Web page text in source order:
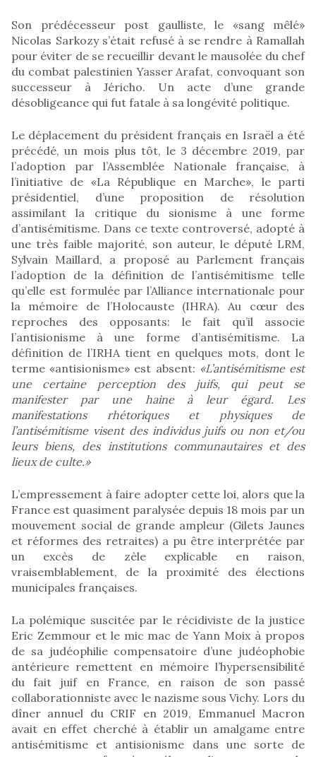
Son prédécesseur post gaulliste, le «sang mêlé»
Nicolas Sarkozy s’était refusé à se rendre à Ramallah
pour éviter de se recueillir devant le mausolée du chef
du combat palestinien Yasser Arafat, convoquant son
successeur à Jéricho. Un acte d’une grande
désobligeance qui fut fatale à sa longévité politique.
Le déplacement du président français en Israël a été
précédé, un mois plus tôt, le 3 décembre 2019, par
l’adoption par l’Assemblée Nationale française, à
l’initiative de «La République en Marche», le parti
présidentiel, d’une proposition de résolution
assimilant la critique du sionisme à une forme
d’antisémitisme. Dans ce texte controversé, adopté à
une très faible majorité, son auteur, le député LRM,
Sylvain Maillard, a proposé au Parlement français
l’adoption de la définition de l’antisémitisme telle
qu’elle est formulée par l’Alliance internationale pour
la mémoire de l’Holocauste (IHRA). Au cœur des
reproches des opposants: le fait qu’il associe
l’antisionisme à une forme d’antisémitisme. La
définition de l’IRHA tient en quelques mots, dont le
terme «antisionisme» est absent: «L’antisémitisme est
une certaine perception des juifs, qui peut se
manifester par une haine à leur égard. Les
manifestations rhétoriques et physiques de
l’antisémitisme visent des individus juifs ou non et/ou
leurs biens, des institutions communautaires et des
lieux de culte.»
L’empressement à faire adopter cette loi, alors que la
France est quasiment paralysée depuis 18 mois par un
mouvement social de grande ampleur (Gilets Jaunes
et réformes des retraites) a pu être interprétée par
un excès de zèle explicable en raison,
vraisemblablement, de la proximité des élections
municipales françaises.
La polémique suscitée par le récidiviste de la justice
Eric Zemmour et le mic mac de Yann Moix à propos
de sa judéophilie compensatoire d’une judéophobie
antérieure remettent en mémoire l’hypersensibilité
du fait juif en France, en raison de son passé
collaborationniste avec le nazisme sous Vichy. Lors du
dîner annuel du CRIF en 2019, Emmanuel Macron
avait en effet cherché à établir un amalgame entre
antisémitisme et antisionisme dans une sorte de